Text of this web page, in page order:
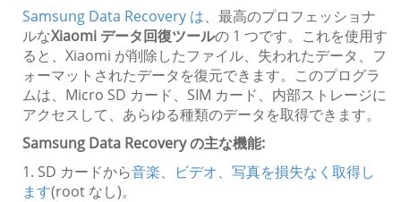
Samsung Data Recovery は、最高のプロフェッショナ
ルなXiaomi データ回復ツールの 1 つです。これを使用す
ると、Xiaomi が削除したファイル、失われたデータ、フ
ォーマットされたデータを復元できます。このプログラ
ムは、Micro SD カード、SIM カード、内部ストレージに
アクセスして、あらゆる種類のデータを取得できます。
Samsung Data Recovery の主な機能:
1. SD カードから音楽、ビデオ、写真を損失なく取得し
ます(root なし)。